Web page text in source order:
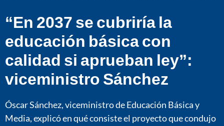
“En 2037 se cubriría la
educación básica con
calidad si aprueban ley”:
viceministro Sánchez
Óscar Sánchez, viceministro de Educación Básica y
Media, explicó en qué consiste el proyecto que condujo